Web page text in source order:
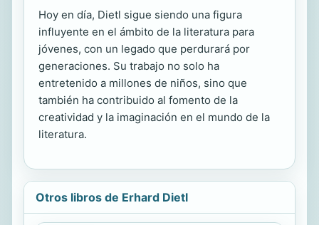
Hoy en día, Dietl sigue siendo una figura
influyente en el ámbito de la literatura para
jóvenes, con un legado que perdurará por
generaciones. Su trabajo no solo ha
entretenido a millones de niños, sino que
también ha contribuido al fomento de la
creatividad y la imaginación en el mundo de la
literatura.
Otros libros de Erhard Dietl